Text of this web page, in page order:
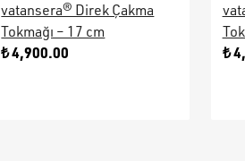
vatansera® Direk Çakma
Tokmağı – 17 cm
₺ 4,900.00 ₺